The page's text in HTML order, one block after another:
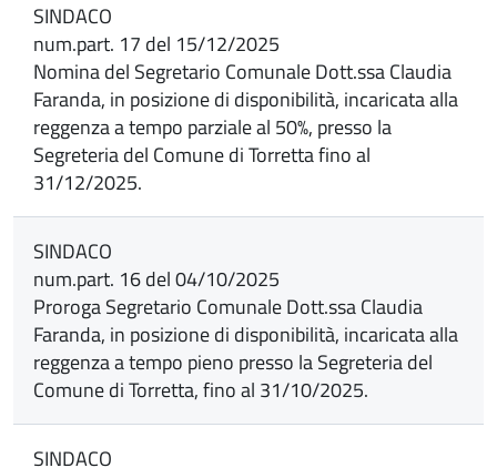
SINDACO
num.part. 17 del 15/12/2025
Nomina del Segretario Comunale Dott.ssa Claudia
Faranda, in posizione di disponibilità, incaricata alla
reggenza a tempo parziale al 50%, presso la
Segreteria del Comune di Torretta fino al
31/12/2025.
SINDACO
num.part. 16 del 04/10/2025
Proroga Segretario Comunale Dott.ssa Claudia
Faranda, in posizione di disponibilità, incaricata alla
reggenza a tempo pieno presso la Segreteria del
Comune di Torretta, fino al 31/10/2025.
SINDACO